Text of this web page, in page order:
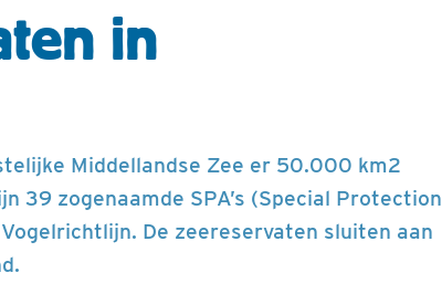
in
Middellandse Zee er 50.000 km2
39 zogenaamde SPA’s (Special Protection
De zeereservaten sluiten aan